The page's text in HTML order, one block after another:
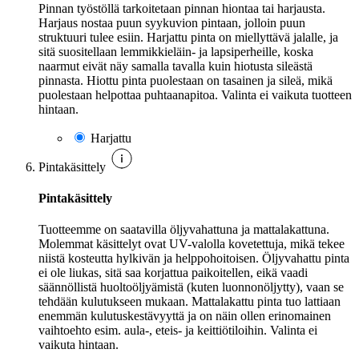
Pinnan työstöllä tarkoitetaan pinnan hiontaa tai harjausta.
Harjaus nostaa puun syykuvion pintaan, jolloin puun
struktuuri tulee esiin. Harjattu pinta on miellyttävä jalalle, ja
sitä suositellaan lemmikkieläin- ja lapsiperheille, koska
naarmut eivät näy samalla tavalla kuin hiotusta sileästä
pinnasta. Hiottu pinta puolestaan on tasainen ja sileä, mikä
puolestaan helpottaa puhtaanapitoa. Valinta ei vaikuta tuotteen
hintaan.
Harjattu
Pintakäsittely
Pintakäsittely
Tuotteemme on saatavilla öljyvahattuna ja mattalakattuna.
Molemmat käsittelyt ovat UV-valolla kovetettuja, mikä tekee
niistä kosteutta hylkivän ja helppohoitoisen. Öljyvahattu pinta
ei ole liukas, sitä saa korjattua paikoitellen, eikä vaadi
säännöllistä huoltoöljyämistä (kuten luonnonöljytty), vaan se
tehdään kulutukseen mukaan. Mattalakattu pinta tuo lattiaan
enemmän kulutuskestävyyttä ja on näin ollen erinomainen
vaihtoehto esim. aula-, eteis- ja keittiötiloihin. Valinta ei
vaikuta hintaan.